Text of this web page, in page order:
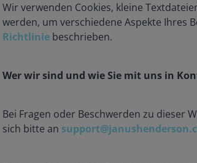
REITs
vor
steht
Unsicherheit
bieten
3. April 2025
attraktive
ganzen
Wir verwenden Cookies, kleine
werden, um verschiedene Aspekte Ihres
Richtlinie beschrieben.
Wer wir sind und wie Sie mit uns in
Bei Fragen oder Beschwerden zu dieser
sich bitte an